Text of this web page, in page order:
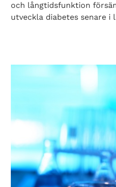
Search Diabetes Wellness
och långtidsfunktion
utveckla diabetes senare i